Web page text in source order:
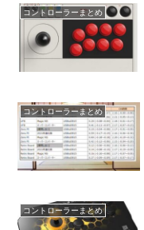
コントローラーまとめ
コントローラーまとめ
コントローラーまとめ